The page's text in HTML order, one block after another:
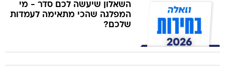
השאלון שיעשה לכם סדר - מי
המפלגה שהכי מתאימה לעמדות
שלכם?